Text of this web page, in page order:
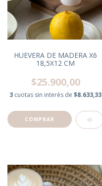
HUEVERA DE MADERA X6
18,5X12 CM
$25.900,00
3 cuotas sin interés de $8.633,33